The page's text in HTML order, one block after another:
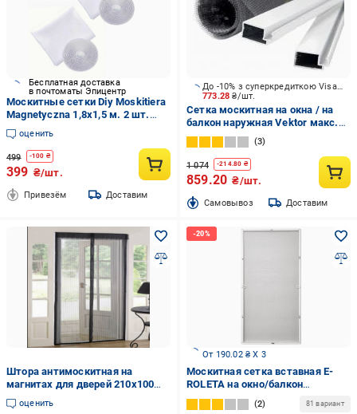
Бесплатная доставка
в почтоматы Эпицентр
Москитные сетки Diy Moskitiera
Magnetyczna 1,8х1,5 м. 2 шт.
(3000231-TOP-2)
оценить
499 -100 ₴
399 ₴/шт.
Привезём Доставим
773.28₴/шт.
До -10% з суперкредиткою Visa Вигода
Сетка москитная на окна / на
балкон наружная Vektor макс.
р-р до 1500х750 мм белый
3
1 074 -214.80 ₴
859.20 ₴/шт.
Cамовывоз Доставим
Штора антимоскитная на
магнитах для дверей 210х100
см (33543290)
оценить
От 190.02 ₴ X 3
Москитная сетка вставная E-
ROLETA на окно/балкон
635х1260 мм Белый (310004260)
2 81 вариант